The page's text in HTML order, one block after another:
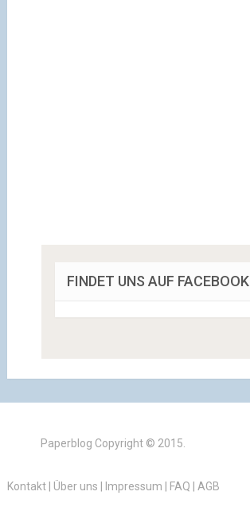
FINDET UNS AUF FACEBOOK
Paperblog Copyright © 2015.
Kontakt| Über uns Impressum FAQ AGB